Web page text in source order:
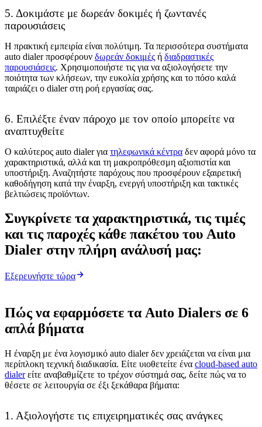
5. Δοκιμάστε με δωρεάν δοκιμές ή ζωντανές
παρουσιάσεις
Η πρακτική εμπειρία είναι πολύτιμη. Τα περισσότερα συστήματα
auto dialer προσφέρουν δωρεάν δοκιμές ή διαδραστικές
παρουσιάσεις. Χρησιμοποιήστε τις για να αξιολογήσετε την
ποιότητα των κλήσεων, την ευκολία χρήσης και το πόσο καλά
ταιριάζει ο dialer στη ροή εργασίας σας.
6. Επιλέξτε έναν πάροχο με τον οποίο μπορείτε να
αναπτυχθείτε
Ο καλύτερος auto dialer για τηλεφωνικά κέντρα δεν αφορά μόνο τα
χαρακτηριστικά, αλλά και τη μακροπρόθεσμη αξιοπιστία και
υποστήριξη. Αναζητήστε παρόχους που προσφέρουν εξαιρετική
καθοδήγηση κατά την έναρξη, ενεργή υποστήριξη και τακτικές
βελτιώσεις προϊόντων.
Συγκρίνετε τα χαρακτηριστικά, τις τιμές
και τις παροχές κάθε πακέτου του Auto
Dialer στην πλήρη ανάλυσή μας:
Εξερευνήστε τώρα
Πώς να εφαρμόσετε τα Auto Dialers σε 6
απλά βήματα
Η έναρξη με ένα λογισμικό auto dialer δεν χρειάζεται να είναι μια
περίπλοκη τεχνική διαδικασία. Είτε υιοθετείτε ένα cloud-based auto
dialerείτε αναβαθμίζετε το τρέχον σύστημά σας, δείτε πώς να το
θέσετε σε λειτουργία σε έξι ξεκάθαρα βήματα:
1. Αξιολογήστε τις επιχειρηματικές σας ανάγκες